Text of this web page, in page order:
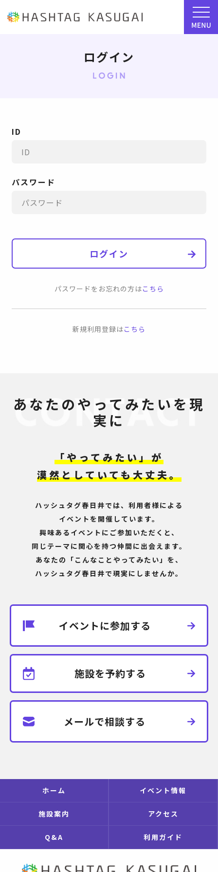
ログイン
ID
パスワード
ログイン
パスワードをお忘れの方はこちら
新規利用登録はこちら
あなたのやってみたいを現
実に
「やってみたい」が
漠然としていても大丈夫。
ハッシュタグ春日井では、利用者様による
イベントを開催しています。
興味あるイベントにご参加いただくと、
同じテーマに関心を持つ仲間に出会えます。
あなたの「こんなことやってみたい」を、
ハッシュタグ春日井で現実にしませんか。
イベントに参加する
施設を予約する
メールで相談する
ホーム イベント情報
施設案内 アクセス
Q&A 利用ガイド